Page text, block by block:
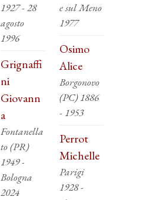
1927 - 28
agosto
1996
Grignaffi
ni
Giovann
a
Fontanella
to (PR)
1949 -
Bologna
2024
e sul Meno
1977
Osimo
Alice
Borgonovo
(PC) 1886
- 1953
Perrot
Michelle
Parigi
1928 -